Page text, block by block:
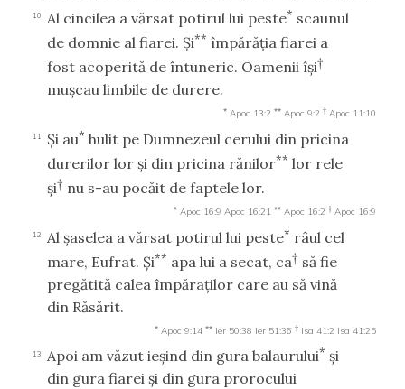
10 Al cincilea a vărsat potirul lui peste* scaunul
de domnie al fiarei. Şi** împărăţia fiarei a
fost acoperită de întuneric. Oamenii îşi†
muşcau limbile de durere.
* Apoc 13:2 ** Apoc 9:2 † Apoc 11:10
11 Şi au* hulit pe Dumnezeul cerului din pricina
durerilor lor şi din pricina rănilor** lor rele
şi† nu s-au pocăit de faptele lor.
* Apoc 16:9 Apoc 16:21 ** Apoc 16:2 † Apoc 16:9
12 Al şaselea a vărsat potirul lui peste* râul cel
mare, Eufrat. Şi** apa lui a secat, ca† să fie
pregătită calea împăraţilor care au să vină
din Răsărit.
* Apoc 9:14 ** Ier 50:38 Ier 51:36 † Isa 41:2 Isa 41:25
13 Apoi am văzut ieşind din gura balaurului* şi
din gura fiarei şi din gura prorocului